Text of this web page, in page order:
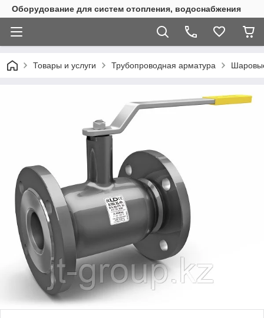
Оборудование для систем отопления, водоснабжения
Товары и услуги Трубопроводная арматура